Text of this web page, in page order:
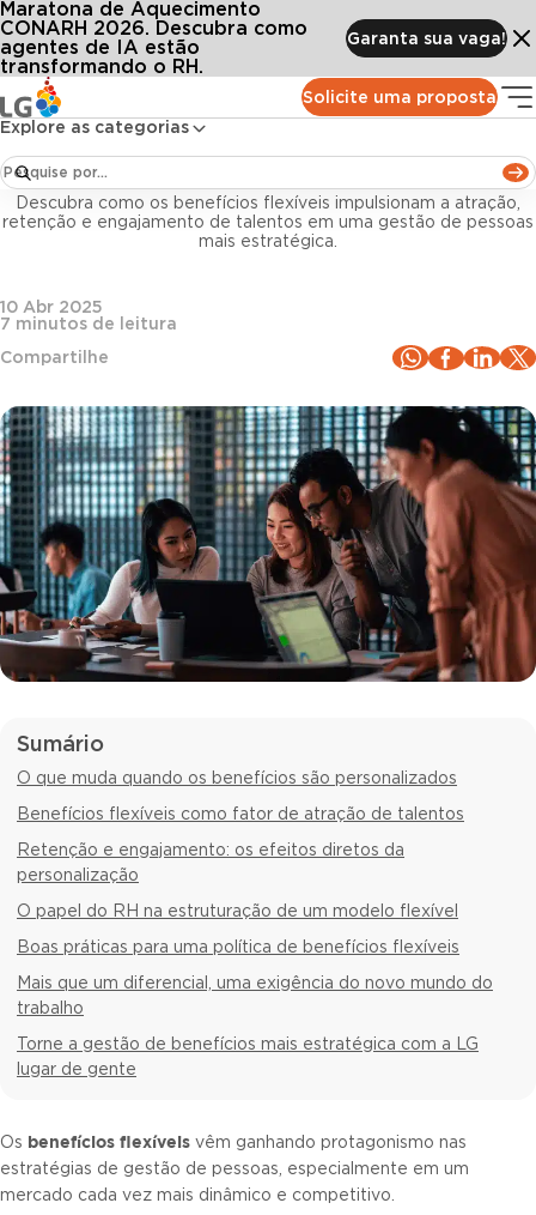
Solicite uma proposta
Explore as categorias
Maratona de Aquecimento
CONARH 2026. Descubra como
agentes de IA estão
transformando o RH.
Garanta sua vaga!
Conteúdos Blog LG
Benefícios flexíveis: como atrair e reter talentos com escolhas personalizadas
Benefícios Corporativos
Benefícios flexíveis: como atrair e reter talentos
com escolhas personalizadas
Descubra como os benefícios flexíveis impulsionam a atração,
retenção e engajamento de talentos em uma gestão de pessoas
mais estratégica.
10 Abr 2025
7 minutos de leitura
Compartilhe
Sumário
O que muda quando os benefícios são personalizados
Benefícios flexíveis como fator de atração de talentos
Retenção e engajamento: os efeitos diretos da
personalização
O papel do RH na estruturação de um modelo flexível
Boas práticas para uma política de benefícios flexíveis
Mais que um diferencial, uma exigência do novo mundo do
trabalho
Torne a gestão de benefícios mais estratégica com a LG
lugar de gente
Os benefícios flexíveis vêm ganhando protagonismo nas
estratégias de gestão de pessoas, especialmente em um
mercado cada vez mais dinâmico e competitivo.